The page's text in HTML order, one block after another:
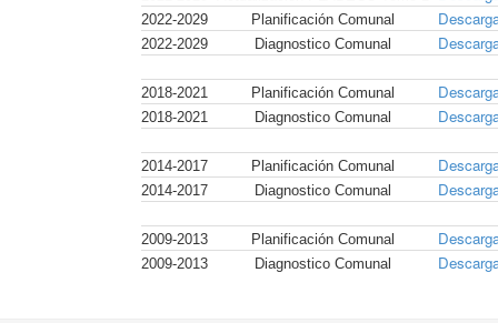
2022-2029 Planificación Comunal
2022-2029 Diagnostico Comunal
2018-2021 Planificación Comunal
2018-2021 Diagnostico Comunal
2014-2017 Planificación Comunal
2014-2017 Diagnostico Comunal
2009-2013 Planificación Comunal
2009-2013 Diagnostico Comunal